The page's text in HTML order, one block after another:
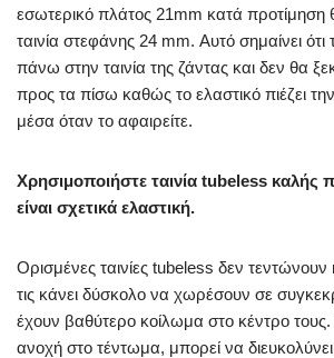
εσωτερικό πλάτος 21mm κατά προτίμηση
ταινία στεφάνης 24 mm. Αυτό σημαίνει ότι
πάνω στην ταινία της ζάντας και δεν θα
προς τα πίσω καθώς το ελαστικό πιέζει
μέσα όταν το αφαιρείτε.
Χρησιμοποιήστε ταινία tubeless καλής
είναι σχετικά ελαστική.
Ορισμένες ταινίες tubeless δεν
τις κάνει δύσκολο να χωρέσουν σε
έχουν βαθύτερο κοίλωμα στο κέντρο τους.
ανοχή στο τέντωμα, μπορεί να